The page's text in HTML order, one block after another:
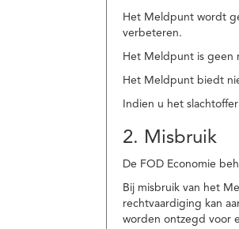
Het Meldpunt wordt
verbeteren.
Het Meldpunt is geen
Het Meldpunt biedt
Indien u het
2. Misbruik
De FOD Economie
Bij misbruik van het
rechtvaardiging kan
worden ontzegd voor